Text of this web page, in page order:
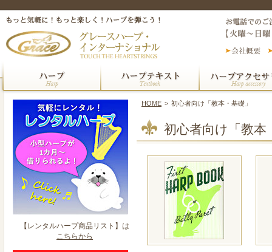
【レンタルハープ商品リスト】は
こちらから
HOME > 初心者向け「教本・基礎」
初心者向け「教本